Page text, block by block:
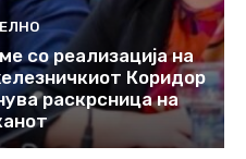
со реализација на
Коридор
раскрсница на